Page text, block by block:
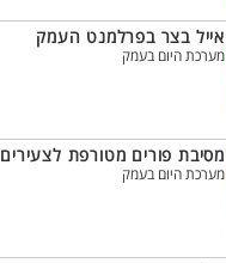
אייל בצר בפרלמנט העמק
מערכת היום בעמק
מסיבת פורים מטורפת לצעירים
מערכת היום בעמק